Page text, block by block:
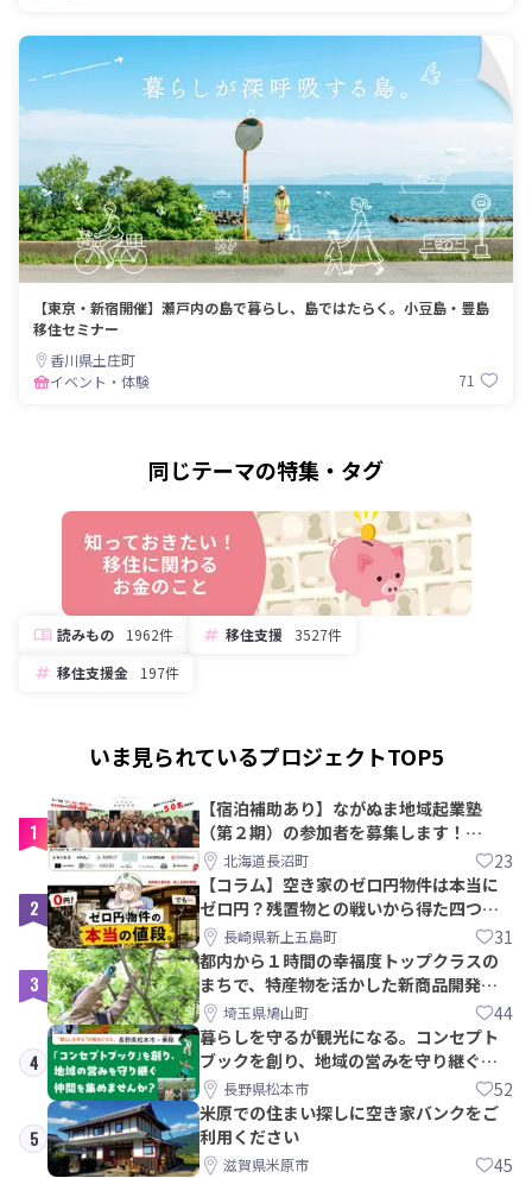
【東京・新宿開催】瀬戸内の島で暮らし、島ではたらく。小豆島・豊島
移住セミナー
香川県土庄町
イベント・体験
71
同じテーマの特集・タグ
読みもの 1962件 移住支援 3527件
移住支援金
197件
いま見られているプロジェクトTOP5
1
【宿泊補助あり】ながぬま地域起業塾
（第２期）の参加者を募集します！
【8/21〆】
北海道長沼町 23
2
【コラム】空き家のゼロ円物件は本当に
ゼロ円？残置物との戦いから得た四つの
教訓｜新上五島町
長崎県新上五島町 31
3
都内から１時間の幸福度トップクラスの
まちで、特産物を活かした新商品開発＆
PRメンバー募集！
埼玉県鳩山町 44
4
暮らしを守るが観光になる。コンセプト
ブックを創り、地域の営みを守り継ぐ仲
間を集めませんか？
長野県松本市 52
5
米原での住まい探しに空き家バンクをご
利用ください
滋賀県米原市 45